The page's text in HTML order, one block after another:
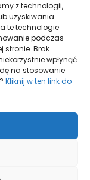
z technologii,
uzyskiwania
te technologie
podczas
stronie. Brak
wpłynąć
na stosowanie
Kliknij w ten link do